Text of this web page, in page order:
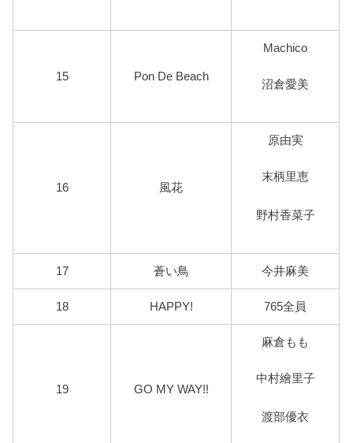
15 Pon De Beach
Machico
沼倉愛美
16 風花
原由実
末柄里恵
野村香菜子
17 蒼い鳥 今井麻美
18 HAPPY! 765全員
19 GO MY WAY!!
麻倉もも
中村繪里子
渡部優衣